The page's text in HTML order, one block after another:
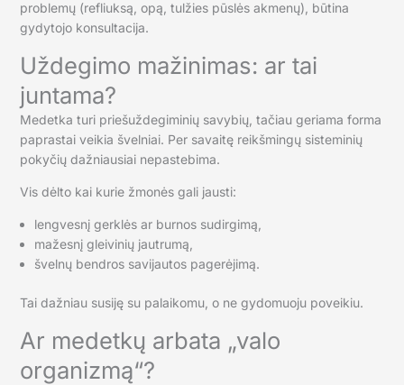
problemų (refliuksą, opą, tulžies pūslės akmenų), būtina
gydytojo konsultacija.
Uždegimo mažinimas: ar tai
juntama?
Medetka turi priešuždegiminių savybių, tačiau geriama forma
paprastai veikia švelniai. Per savaitę reikšmingų sisteminių
pokyčių dažniausiai nepastebima.
Vis dėlto kai kurie žmonės gali jausti:
lengvesnį gerklės ar burnos sudirgimą,
mažesnį gleivinių jautrumą,
švelnų bendros savijautos pagerėjimą.
Tai dažniau susiję su palaikomu, o ne gydomuoju poveikiu.
Ar medetkų arbata „valo
organizmą“?